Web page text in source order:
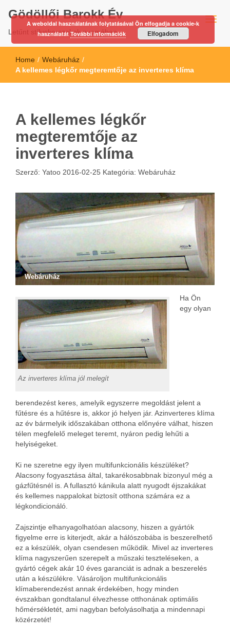
Gödöllői Barokk Év
Letűnt stíluskorszakok nyomában…
Home / Webáruház /
A kellemes légkőr megteremtője az inverteres klíma
A kellemes légkőr
megteremtője az
inverteres klíma
Szerző: Yatoo 2016-02-25 Kategória: Webáruház
Webáruház
Az inverteres klíma jól melegít
Ha Ön
egy olyan
berendezést keres, amelyik egyszerre megoldást jelent a
fűtésre és a hűtésre is, akkor jó helyen jár. Azinverteres klíma
az év bármelyik időszakában otthona előnyére válhat, hiszen
télen megfelelő meleget teremt, nyáron pedig lehűti a
helyiségeket.
Ki ne szeretne egy ilyen multifunkcionális készüléket?
Alacsony fogyasztása által, takarékosabbnak bizonyul még a
gázfűtésnél is. A fullasztó kánikula alatt nyugodt éjszakákat
és kellemes nappalokat biztosít otthona számára ez a
légkondicionáló.
Zajszintje elhanyagolhatóan alacsony, hiszen a gyártók
figyelme erre is kiterjedt, akár a hálószobába is beszerelhető
ez a készülék, olyan csendesen működik. Mivel az inverteres
klíma nagyszerűen szerepelt a műszaki teszteléseken, a
gyártó cégek akár 10 éves garanciát is adnak a beszerelés
után a készülékre. Vásároljon multifunkcionális
klímaberendezést annak érdekében, hogy minden
évszakban gondtalanul élvezhesse otthonának optimális
hőmérsékletét, ami nagyban befolyásolhatja a mindennapi
közérzetét!
A weboldal használatának folytatásával Ön elfogadja a cookie-k
használatátTovábbi információk Elfogadom